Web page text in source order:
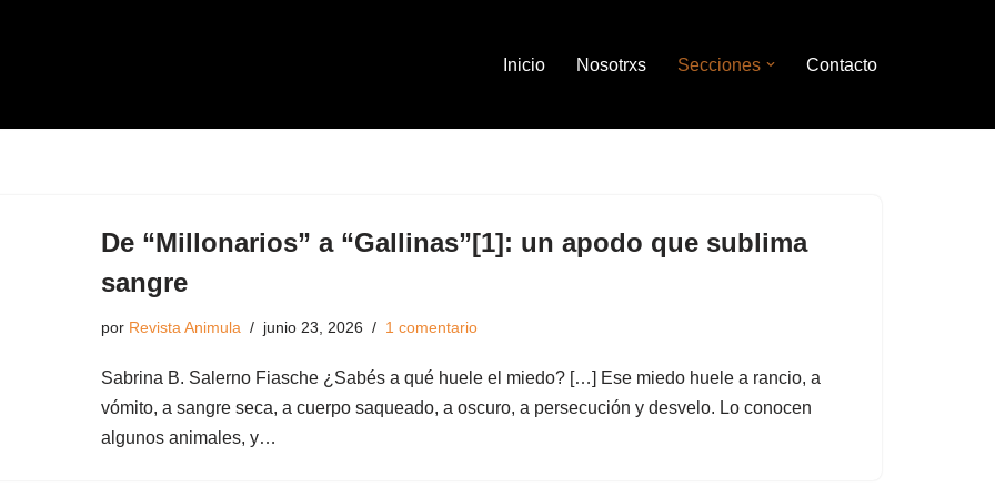
Inicio Nosotrxs Secciones Contacto
De “Millonarios” a “Gallinas”[1]: un apodo que sublima
sangre
por Revista Animula junio 23, 2026 1 comentario
Sabrina B. Salerno Fiasche ¿Sabés a qué huele el miedo? […] Ese miedo huele a rancio, a
vómito, a sangre seca, a cuerpo saqueado, a oscuro, a persecución y desvelo. Lo conocen
algunos animales, y…